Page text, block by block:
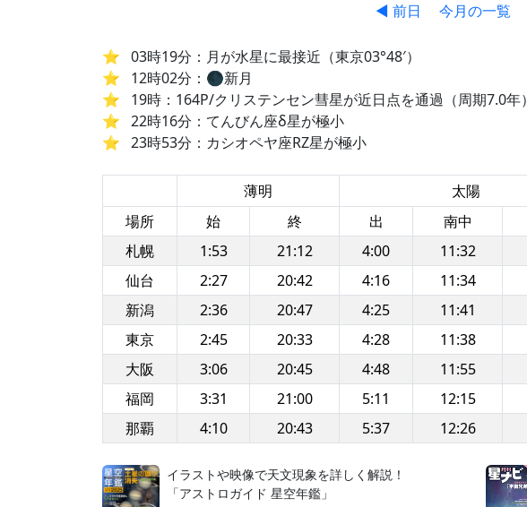
◀ 前日 今月の一覧
03時19分：月が水星に最接近（東京03°48′）
12時02分：🌑新月
19時：164P/クリステンセン彗星が近日点を通過（周期7.0年）
22時16分：てんびん座δ星が極小
23時53分：カシオペヤ座RZ星が極小
薄明 太陽
場所
始 終 出 南中
札幌
1:53 21:12 4:00 11:32
仙台
2:27 20:42 4:16 11:34
新潟
2:36 20:47 4:25 11:41
東京
2:45 20:33 4:28 11:38
大阪
3:06 20:45 4:48 11:55
福岡
3:31 21:00 5:11 12:15
那覇
4:10 20:43 5:37 12:26
イラストや映像で天文現象を詳しく解説！
「アストロガイド 星空年鑑」